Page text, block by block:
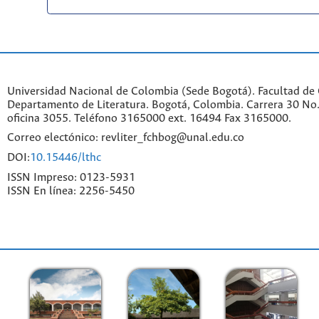
Universidad Nacional de Colombia (Sede Bogotá). Facultad de
Departamento de Literatura. Bogotá, Colombia. Carrera 30
oficina 3055. Teléfono 3165000 ext. 16494 Fax 3165000.
Correo electónico: revliter_fchbog@unal.edu.co
DOI:10.15446/lthc
ISSN Impreso: 0123-5931
ISSN En línea: 2256-5450